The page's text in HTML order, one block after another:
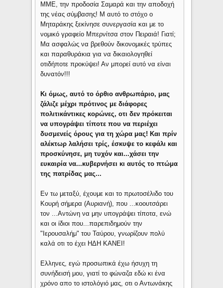
ΜΜΕ, την προδοσία Σαμαρά και την αποδοχή
της νέας σύμβασης! Μ αυτό το στόχο ο
Μηταράκης ξεκίνησε συνεργασία και με το
νομικό γραφείο Μπερνίτσα στον Πειραιά! Γιατί;
Μα ασφαλώς να βρεθούν δικονομικές τρύπες
και παραθυράκια για να δικαιολογηθεί
οτιδήποτε προκύψει! Αν μπορεί αυτό να είναι
δυνατόν!!!
Κι όμως, αυτό το όρθιο ανθρωπάριο, μας
ζάλιζε μέχρι πρότινος με διάφορες
πολιτικάντικες κορώνες, οτι δεν πρόκειται
να υπογράψει τίποτε που να περιέχει
δυσμενείς όρους για τη χώρα μας! Και πρίν
αλέκτωρ λαλήσει τρίς, έσκυψε το κεφάλι και
προσκύνησε, μη τυχόν και...χάσει την
ευκαιρία να...κυβερνήσει κι αυτός το πτώμα
της πατρίδας μας...
Εν τω μεταξύ, έχουμε και το πρωτοσέλιδο του
Κουρή σήμερα (Αυριανή), που ...κοουτσάρει
τον ...Αντώνη να μην υπογράψει τίποτα, ενώ
και οι ίδιοι που...παρεπιδημούν την
"Ιερουσαλήμ" του Ταύρου, γνωρίζουν πολύ
καλά οτι το έχει ΗΔΗ ΚΑΝΕΙ!
Ελληνες, εγώ προσωπικά έχω ήσυχη τη
συνήδεισή μου, γιατί το φώναζα εδώ κι ένα
χρόνο απο το ιστολόγιό μας, οτι ο Αντωνάκης